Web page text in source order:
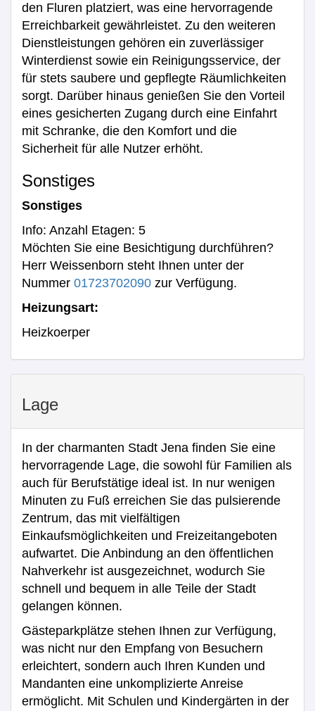
den Fluren platziert, was eine hervorragende
Erreichbarkeit gewährleistet. Zu den weiteren
Dienstleistungen gehören ein zuverlässiger
Winterdienst sowie ein Reinigungsservice, der
für stets saubere und gepflegte Räumlichkeiten
sorgt. Darüber hinaus genießen Sie den Vorteil
eines gesicherten Zugang durch eine Einfahrt
mit Schranke, die den Komfort und die
Sicherheit für alle Nutzer erhöht.
Sonstiges
Sonstiges
Info: Anzahl Etagen: 5
Möchten Sie eine Besichtigung durchführen?
Herr Weissenborn steht Ihnen unter der
Nummer 01723702090 zur Verfügung.
Heizungsart:
Heizkoerper
Lage
In der charmanten Stadt Jena finden Sie eine
hervorragende Lage, die sowohl für Familien als
auch für Berufstätige ideal ist. In nur wenigen
Minuten zu Fuß erreichen Sie das pulsierende
Zentrum, das mit vielfältigen
Einkaufsmöglichkeiten und Freizeitangeboten
aufwartet. Die Anbindung an den öffentlichen
Nahverkehr ist ausgezeichnet, wodurch Sie
schnell und bequem in alle Teile der Stadt
gelangen können.
Gästeparkplätze stehen Ihnen zur Verfügung,
was nicht nur den Empfang von Besuchern
erleichtert, sondern auch Ihren Kunden und
Mandanten eine unkomplizierte Anreise
ermöglicht. Mit Schulen und Kindergärten in der